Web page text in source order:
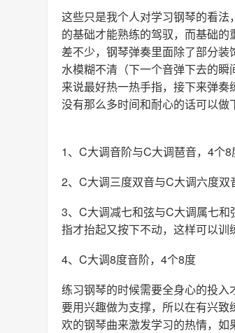
这些只是我个人对学习钢琴的看
的基础才能熟练的驾驭，而基础
差不少，钢琴弹奏里面除了部分
水模糊不清（下一个音弹下去的
来说最好热一热手指，接下来弹
没有那么多时间和耐心的话可以做
1、C大调音阶与C大调琶音，4个8
2、C大调三度双音与C大调六度双
3、C大调减七和弦与C大调属七
指才抬起又按下不动，这样可以训
4、C大调8度音阶，4个8度
练习钢琴的时候需要全身心的投
要用兴趣做为支撑，所以在有兴
欢的钢琴曲来激发学习的热情，